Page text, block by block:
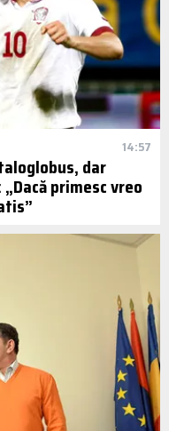
14:57
dar
primesc vreo